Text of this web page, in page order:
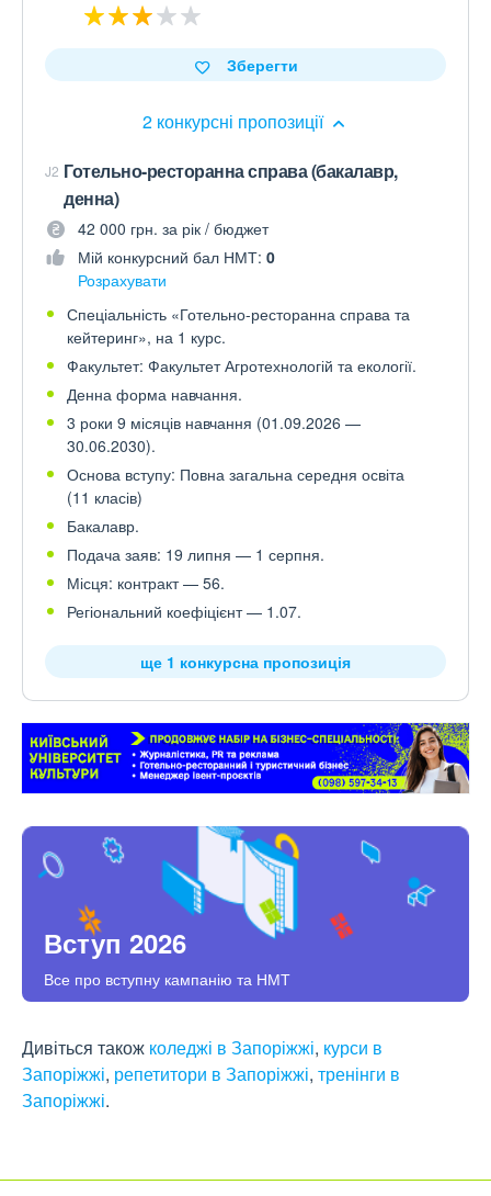
2 конкурсні пропозиції
Зберегти
J2 Готельно-ресторанна справа (бакалавр,
денна)
42 000 грн. за рік / бюджет
Мій конкурсний бал НМТ: 0
Розрахувати
Спеціальність «Готельно-ресторанна справа та
кейтеринг», на 1 курс.
Факультет: Факультет Агротехнологій та екології.
Денна форма навчання.
3 роки 9 місяців навчання (01.09.2026 —
30.06.2030).
Основа вступу: Повна загальна середня освіта
(11 класів)
Бакалавр.
Подача заяв: 19 липня — 1 серпня.
Місця: контракт — 56.
Регіональний коефіцієнт — 1.07.
ще 1 конкурсна пропозиція
Вступ 2026
Все про вступну кампанію та НМТ
Дивіться також коледжі в Запоріжжі, курси в
Запоріжжі, репетитори в Запоріжжі, тренінги в
Запоріжжі.